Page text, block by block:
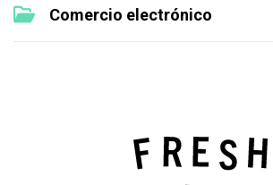
Comercio electrónico